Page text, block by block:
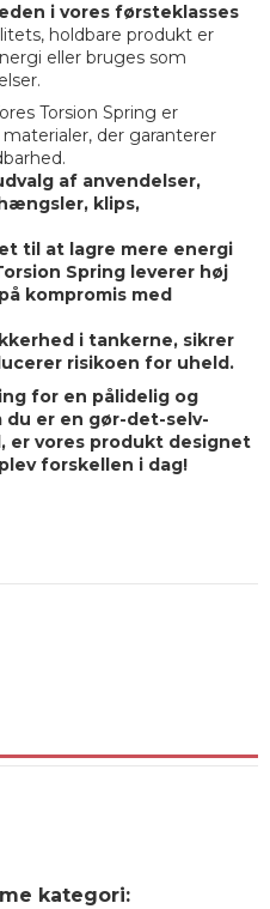
i vores førsteklasses
holdbare produkt er
eller bruges som
Torsion Spring er
der garanterer
af anvendelser,
klips,
til at lagre mere energi
Spring leverer høj
kompromis med
i tankerne, sikrer
risikoen for uheld.
for en pålidelig og
er en gør-det-selv-
er vores produkt designet
forskellen i dag!
kategori: